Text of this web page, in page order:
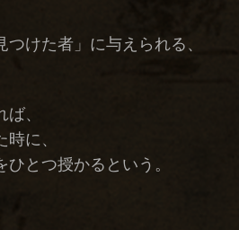
つけた者」に与えられる、
、
に、
ひとつ授かるという。